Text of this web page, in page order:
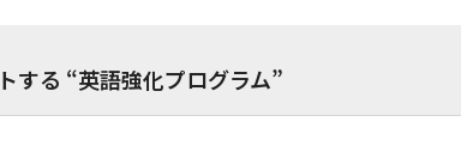
する “英語強化プログラム”